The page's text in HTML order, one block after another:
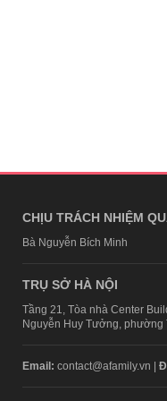
CHỊU TRÁCH NHIỆM
Bà Nguyễn Bích Minh
TRỤ SỞ HÀ NỘI
Tầng 21, Tòa nhà Center
Nguyễn Huy Tưởng, phường
Email: contact@afamily.vn |